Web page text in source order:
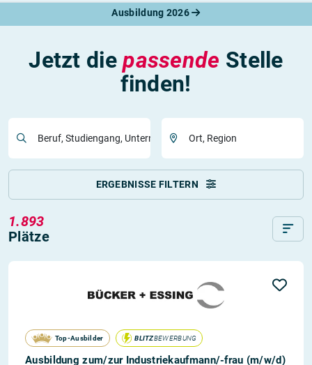
Ausbildung 2026
Jetzt diepassende Stelle
finden!
Beruf, Studiengang, Unternehmen Ort, Region
ERGEBNISSE FILTERN
1.893
Plätze
Top-Ausbilder BLITZBEWERBUNG
Ausbildung zum/zur Industriekaufmann/-frau (m/w/d)